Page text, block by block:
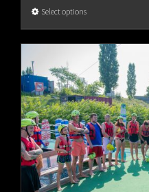
€80.00
Select options